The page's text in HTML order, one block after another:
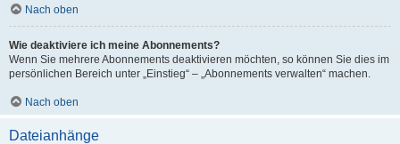
Nach oben
Wie deaktiviere ich meine Abonnements?
Wenn Sie mehrere Abonnements deaktivieren möchten, so können Sie dies im
persönlichen Bereich unter „Einstieg“ – „Abonnements verwalten“ machen.
Nach oben
Dateianhänge